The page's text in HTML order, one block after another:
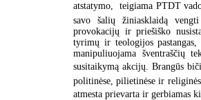
atstatymo,  teigiama PTDT
savo šalių žiniasklaidą
provokacijų ir priešiško
tyrimų ir teologijos
manipuliuojama šventraščių
susitaikymą akcijų. Brangūs
politinėse, pilietinėse ir
atmesta prievarta ir gerbiamas